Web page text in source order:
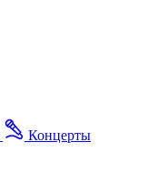
Концерты